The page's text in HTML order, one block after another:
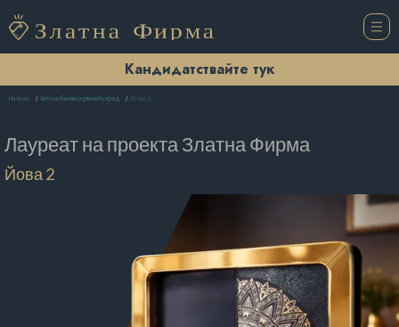
Кандидатствайте тук
Начало Автомобилни сервизи Разград Йова 2
Лауреат на проектаЗлатна Фирма
Йова 2